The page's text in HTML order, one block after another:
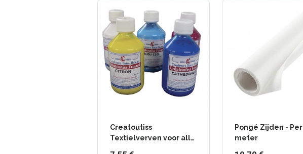
Creatoutiss
Textielverven voor alle
Pongé Zijden - Per
meter